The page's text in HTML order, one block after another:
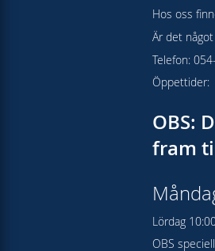
Hos oss
Är det
Telefon:
Öppettider:
OBS:
fram
Lördag
OBS